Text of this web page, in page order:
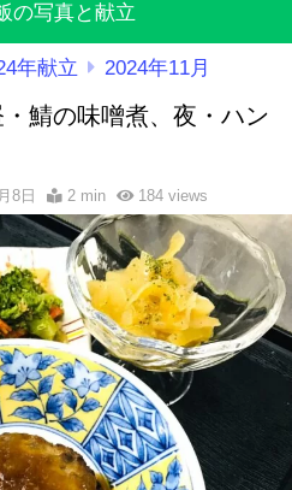
の写真と献立
年献立 2024年11月
鯖の味噌煮、夜・ハン
8日 2 min 184views